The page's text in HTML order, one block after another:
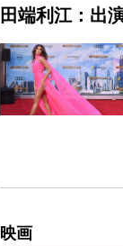
田端利江：出
映画